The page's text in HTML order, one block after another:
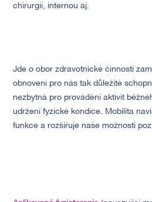
chirurgií, internou aj.
Jde o obor zdravotnické činnosti
obnovení pro nás tak důležité
nezbytná pro provádění aktivit
udržení fyzické kondice. Mobilita
funkce a rozšiřuje naše možnosti